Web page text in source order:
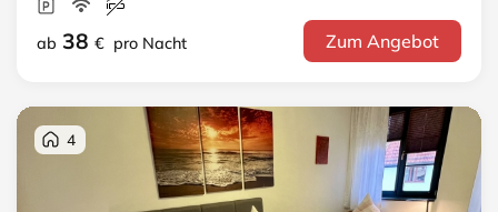
ab 38 € pro Nacht Zum Angebot
4